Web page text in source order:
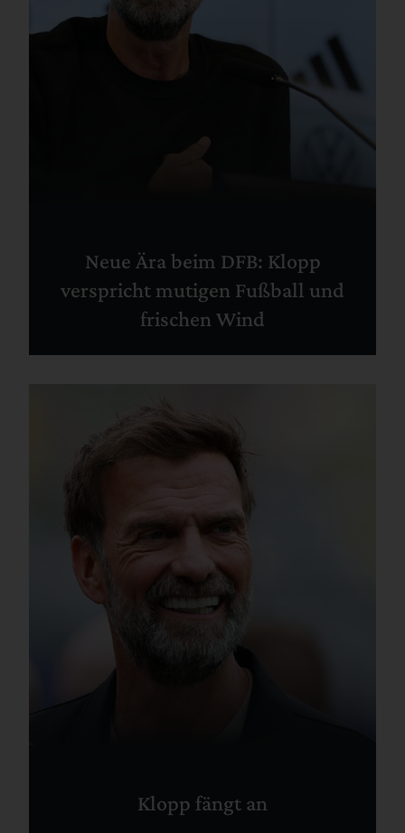
Neue Ära beim DFB: Klopp
verspricht mutigen Fußball und
frischen Wind
Klopp fängt an